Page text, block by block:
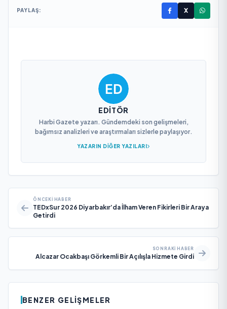
PAYLAŞ: X
EDITÖR
Harbi Gazete yazarı. Gündemdeki son gelişmeleri,
bağımsız analizleri ve araştırmaları sizlerle paylaşıyor.
YAZARIN DIĞER YAZILARI
ÖNCEKI HABER
TEDxSur 2026 Diyarbakır’da İlham Veren Fikirleri Bir Araya
Getirdi
SONRAKI HABER
Alcazar Ocakbaşı Görkemli Bir Açılışla Hizmete Girdi
BENZER GELIŞMELER